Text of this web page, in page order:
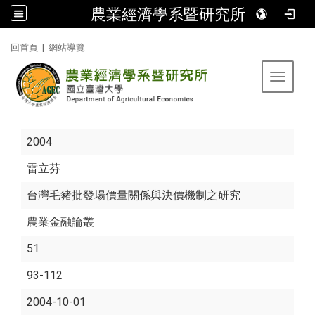
農業經濟學系暨研究所
回首頁 | 網站導覽
Toggle
2004
雷立芬
台灣毛豬批發場價量關係與決價機制之研究
農業金融論叢
51
93-112
2004-10-01